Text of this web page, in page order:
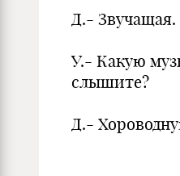
Д.- Звучащая.
У.- Какую
слышите?
Д.-